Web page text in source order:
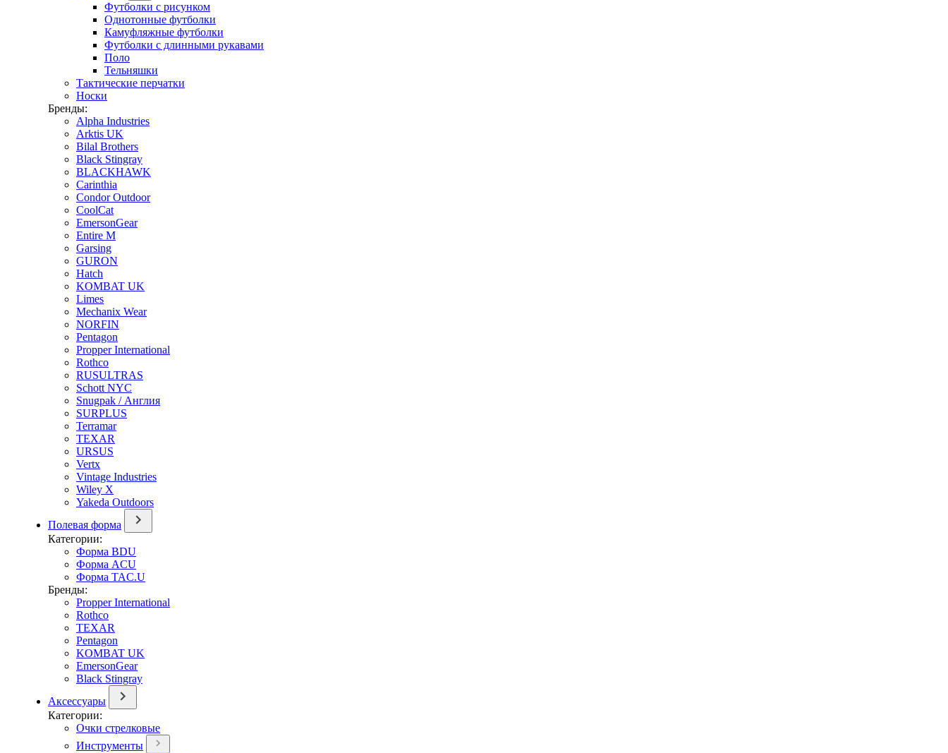
Футболки с рисунком
Однотонные футболки
Камуфляжные футболки
Футболки с длинными рукавами
Поло
Тельняшки
Тактические перчатки
Носки
Бренды:
Alpha Industries
Arktis UK
Bilal Brothers
Black Stingray
BLACKHAWK
Carinthia
Condor Outdoor
CoolCat
EmersonGear
Entire M
Garsing
GURON
Hatch
KOMBAT UK
Limes
Mechanix Wear
NORFIN
Pentagon
Propper International
Rothco
RUSULTRAS
Schott NYC
Snugpak / Англия
SURPLUS
Terramar
TEXAR
URSUS
Vertx
Vintage Industries
Wiley X
Yakeda Outdoors
Полевая форма
Категории:
Форма BDU
Форма ACU
Форма TAC.U
Бренды:
Propper International
Rothco
TEXAR
Pentagon
KOMBAT UK
EmersonGear
Black Stingray
Аксессуары
Категории:
Очки стрелковые
Инструменты